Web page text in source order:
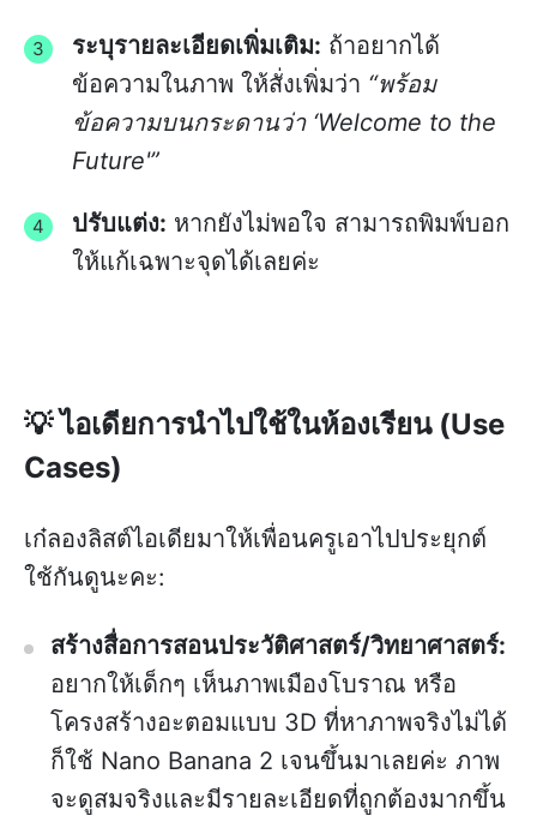
ระบุรายละเอียดเพิ่มเติม: ถ้าอยากได้
ข้อความในภาพ ให้สั่งเพิ่มว่า “พร้อม
ข้อความบนกระดานว่า ‘Welcome to the
Future'”
ปรับแต่ง: หากยังไม่พอใจ สามารถพิมพ์บอก
ให้แก้เฉพาะจุดได้เลยค่ะ
💡 ไอเดียการนำไปใช้ในห้องเรียน (Use
Cases)
เก๋ลองลิสต์ไอเดียมาให้เพื่อนครูเอาไปประยุกต์
ใช้กันดูนะคะ:
สร้างสื่อการสอนประวัติศาสตร์/วิทยาศาสตร์:
อยากให้เด็กๆ เห็นภาพเมืองโบราณ หรือ
โครงสร้างอะตอมแบบ 3D ที่หาภาพจริงไม่ได้
ก็ใช้ Nano Banana 2 เจนขึ้นมาเลยค่ะ ภาพ
จะดูสมจริงและมีรายละเอียดที่ถูกต้องมากขึ้น